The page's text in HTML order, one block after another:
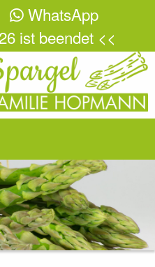
WhatsApp
ist beendet <<